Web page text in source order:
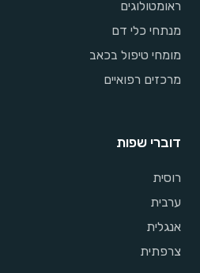
ראומטולוגים
מנתחי כלי דם
מומחי טיפול בכאב
מרכזים רפואיים
דוברי שפות
רוסית
ערבית
אנגלית
צרפתית